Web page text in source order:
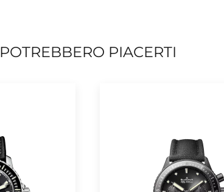
POTREBBERO PIACERTI